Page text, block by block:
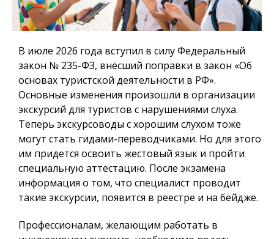
В июле 2026 года вступил в силу Федеральный
закон № 235-ФЗ, внёсший поправки в закон «Об
основах туристской деятельности в РФ».
Основные изменения произошли в организации
экскурсий для туристов с нарушениями слуха.
Теперь экскурсоводы с хорошим слухом тоже
могут стать гидами-переводчиками. Но для этого
им придется освоить жестовый язык и пройти
специальную аттестацию. После экзамена
информация о том, что специалист проводит
такие экскурсии, появится в реестре и на бейдже.
Профессионалам, желающим работать в